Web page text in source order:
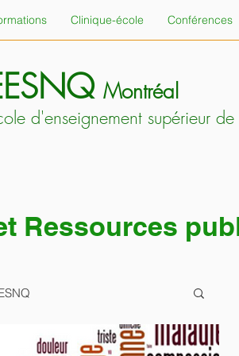
Clinique-école Conférences
d'enseignement supérieur
Montréal
Ressources